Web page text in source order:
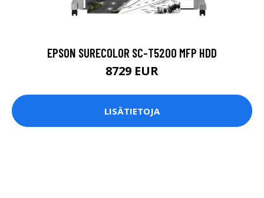
EPSON SURECOLOR SC-T5200 MFP HDD
8729 EUR
LISÄTIETOJA